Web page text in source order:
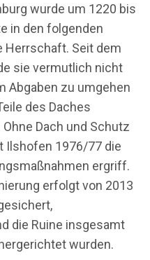
wurde um 1220 bis
in den folgenden
Herrschaft. Seit dem
sie vermutlich nicht
Abgaben zu umgehen
des Daches
Dach und Schutz
Ilshofen 1976/77 die
ergriff.
erfolgt von 2013
die Ruine insgesamt
wurden.